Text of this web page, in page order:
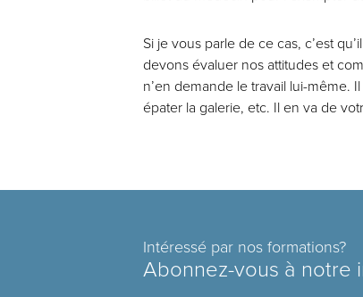
Si je vous parle de ce cas, c’est
devons évaluer nos attitudes et
n’en demande le travail lui-même.
épater la galerie, etc. Il en va de
Intéressé par nos formations?
Abonnez-vous à notre